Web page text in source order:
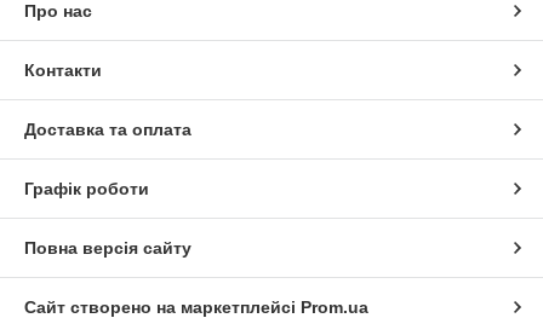
Про нас
Контакти
Доставка та оплата
Графік роботи
Повна версія сайту
Сайт створено на маркетплейсі Prom.ua